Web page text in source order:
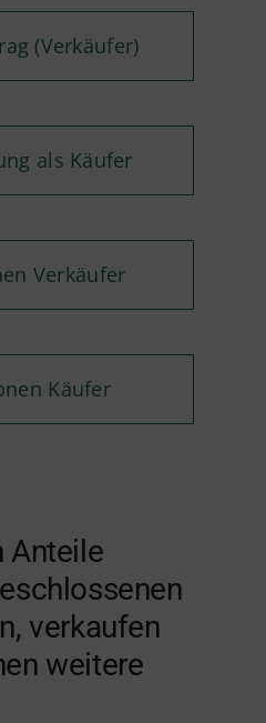
(Verkäufer)
als Käufer
Verkäufer
Käufer
Anteile
verkaufen
weitere